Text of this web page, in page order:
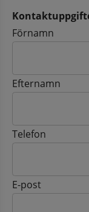
Kontaktuppgifter
Förnamn
Efternamn
Telefon
E-post